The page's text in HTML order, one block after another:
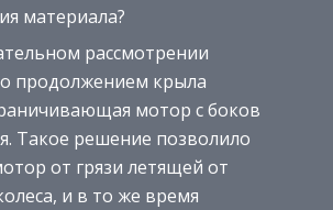
материала?
рассмотрении
продолжением крыла
мотор с боков
Такое решение позволило
от грязи летящей от
и в то же время